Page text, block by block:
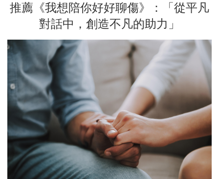
推薦《我想陪你好好聊傷》：「從平凡
對話中，創造不凡的助力」